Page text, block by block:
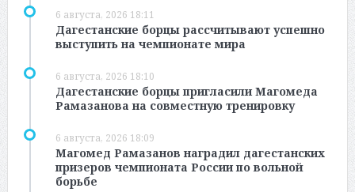
6 августа, 2026 18:11
Дагестанские борцы рассчитывают успешно
выступить на чемпионате мира
6 августа, 2026 18:10
Дагестанские борцы пригласили Магомеда
Рамазанова на совместную тренировку
6 августа, 2026 18:09
Магомед Рамазанов наградил дагестанских
призеров чемпионата России по вольной
борьбе